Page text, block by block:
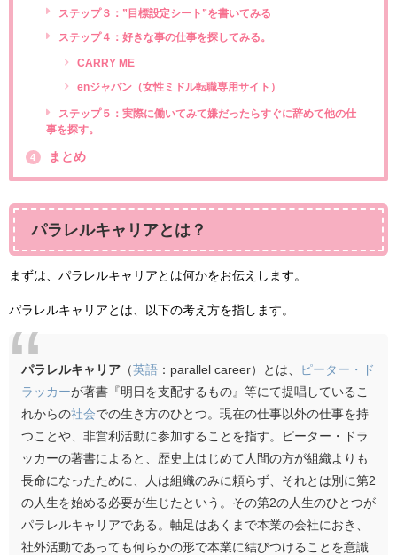
ステップ３：”目標設定シート”を書いてみる
ステップ４：好きな事の仕事を探してみる。
CARRY ME
enジャパン（女性ミドル転職専用サイト）
ステップ５：実際に働いてみて嫌だったらすぐに辞めて他の仕
事を探す。
4 まとめ
パラレルキャリアとは？
まずは、パラレルキャリアとは何かをお伝えします。
パラレルキャリアとは、以下の考え方を指します。
パラレルキャリア （英語 ：parallel career）とは、
ピーター・ド
ラッカーが著書『明日を支配するもの』等にて提唱しているこ
れからの社会での生き方のひとつ。現在の仕事以外の仕事を持
つことや、非営利活動に参加することを指す。
ピーター・ドラ
ッカーの著書によると、歴史上はじめて人間の方が組織よりも
長命になったために、人は組織のみに頼らず、それとは別に第2
の人生を始める必要が生じたという。その第2の人生のひとつが
パラレルキャリアである。 軸足はあくまで本業の会社におき、
社外活動であっても何らかの形で本業に結びつけることを意識